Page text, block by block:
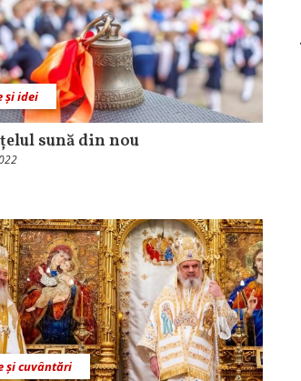
și idei
sună din nou
și cuvântări